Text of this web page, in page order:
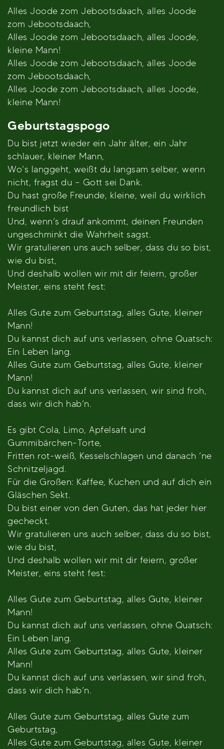
Alles Joode zom Jebootsdaach, alles Joode
zom Jebootsdaach,
Alles Joode zom Jebootsdaach, alles Joode,
kleine Mann!
Alles Joode zom Jebootsdaach, alles Joode
zom Jebootsdaach,
Alles Joode zom Jebootsdaach, alles Joode,
kleine Mann!
Geburtstagspogo
Du bist jetzt wieder ein Jahr älter, ein Jahr
schlauer, kleiner Mann,
Wo’s langgeht, weißt du langsam selber, wenn
nicht, fragst du – Gott sei Dank.
Du hast große Freunde, kleine, weil du wirklich
freundlich bist
Und, wenn’s drauf ankommt, deinen Freunden
ungeschminkt die Wahrheit sagst.
Wir gratulieren uns auch selber, dass du so bist,
wie du bist,
Und deshalb wollen wir mit dir feiern, großer
Meister, eins steht fest:
Alles Gute zum Geburtstag, alles Gute, kleiner
Mann!
Du kannst dich auf uns verlassen, ohne Quatsch:
Ein Leben lang.
Alles Gute zum Geburtstag, alles Gute, kleiner
Mann!
Du kannst dich auf uns verlassen, wir sind froh,
dass wir dich hab’n.
Es gibt Cola, Limo, Apfelsaft und
Gummibärchen-Torte,
Fritten rot-weiß, Kesselschlagen und danach ’ne
Schnitzeljagd.
Für die Großen: Kaffee, Kuchen und auf dich ein
Gläschen Sekt.
Du bist einer von den Guten, das hat jeder hier
gecheckt.
Wir gratulieren uns auch selber, dass du so bist,
wie du bist,
Und deshalb wollen wir mit dir feiern, großer
Meister, eins steht fest:
Alles Gute zum Geburtstag, alles Gute, kleiner
Mann!
Du kannst dich auf uns verlassen, ohne Quatsch:
Ein Leben lang.
Alles Gute zum Geburtstag, alles Gute, kleiner
Mann!
Du kannst dich auf uns verlassen, wir sind froh,
dass wir dich hab’n.
Alles Gute zum Geburtstag, alles Gute zum
Geburtstag,
Alles Gute zum Geburtstag, alles Gute, kleiner